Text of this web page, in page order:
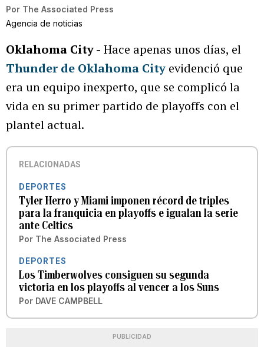
Por The Associated Press
Agencia de noticias
Oklahoma City - Hace apenas unos días, el
Thunder de Oklahoma City evidenció que
era un equipo inexperto, que se complicó la
vida en su primer partido de playoffs con el
plantel actual.
RELACIONADAS
DEPORTES
Tyler Herro y Miami imponen récord de triples
para la franquicia en playoffs e igualan la serie
ante Celtics
Por The Associated Press
DEPORTES
Los Timberwolves consiguen su segunda
victoria en los playoffs al vencer a los Suns
Por DAVE CAMPBELL
PUBLICIDAD